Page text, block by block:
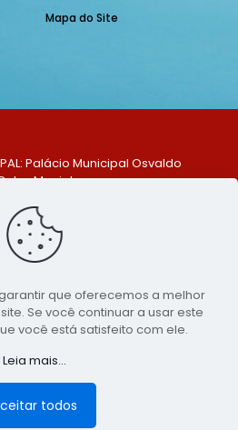
Mapa do Site
Palácio Municipal Osvaldo
Maciel
Una - PE. CEP: 553370-128
(81) 99548-1569
Assessoria de Comunicação da
São Bento do Una - PE
- Agência Digital
que oferecemos a melhor
Se você continuar a usar este
você está satisfeito com ele.
Leia mais...
todos